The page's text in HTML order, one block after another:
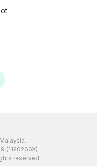
(1190266X)
reserved.